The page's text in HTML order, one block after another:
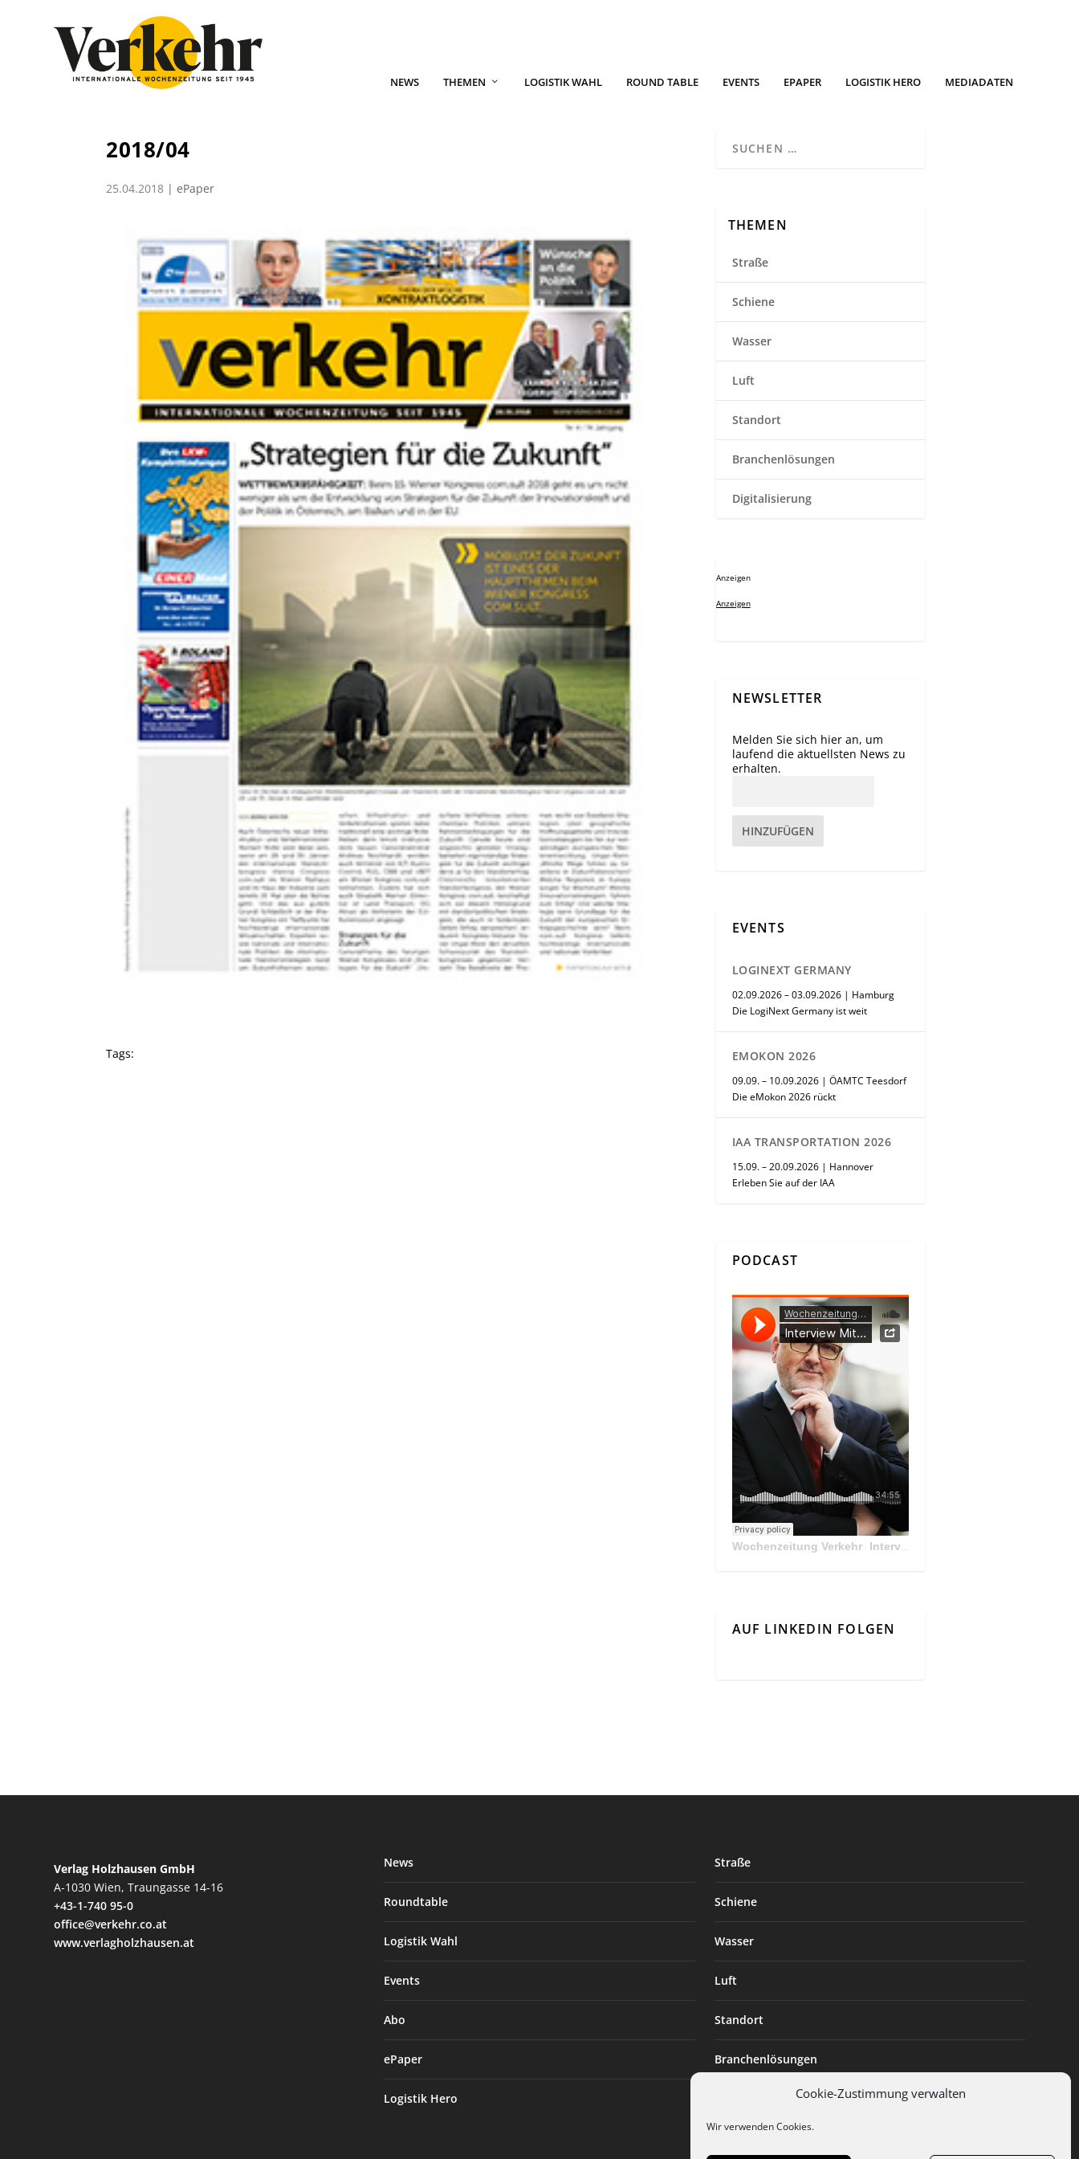
Cookie-Zustimmung verwalten
Wir verwenden Cookies.
NEWS THEMEN LOGISTIK WAHL ROUND TABLE EVENTS EPAPER LOGISTIK HERO MEDIADATEN
2018/04
25.04.2018 | ePaper
Tags:
THEMEN
Straße
Schiene
Wasser
Luft
Standort
Branchenlösungen
Digitalisierung
Anzeigen
Anzeigen
NEWSLETTER
Melden Sie sich hier an, um
laufend die aktuellsten News zu
erhalten.
HINZUFÜGEN
EVENTS
LOGINEXT GERMANY
02.09.2026 – 03.09.2026 | Hamburg
Die LogiNext Germany ist weit
EMOKON 2026
09.09. – 10.09.2026 | ÖAMTC Teesdorf
Die eMokon 2026 rückt
IAA TRANSPORTATION 2026
15.09. – 20.09.2026 | Hannover
Erleben Sie auf der IAA
PODCAST
Wochenzeitung Verkehr· Interview Mit Andreas Matthä, CEO der ÖBB Holding
AUF LINKEDIN FOLGEN
Verlag Holzhausen GmbH
A-1030 Wien, Traungasse 14-16
+43-1-740 95-0
office@verkehr.co.at
www.verlagholzhausen.at
News
Roundtable
Logistik Wahl
Events
Abo
ePaper
Logistik Hero
Straße
Schiene
Wasser
Luft
Standort
Branchenlösungen